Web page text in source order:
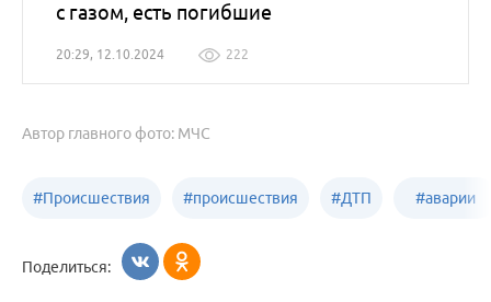
с газом, есть погибшие
20:29, 12.10.2024 222
Автор главного фото: МЧС
#Происшествия #происшествия
Алтайский край
#ДТП #аварии
Поделиться: